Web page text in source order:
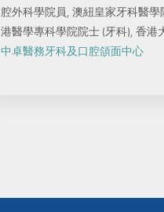
腔外科學院員, 澳紐皇家牙科醫
港醫學專科學院院士 (牙科), 香港
中卓醫務牙科及口腔頜面中心